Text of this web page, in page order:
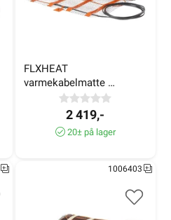
FLXHEAT
varmekabelmatte
100W/m² 3,0m² 310W
2 419,-
20± på lager
1006403